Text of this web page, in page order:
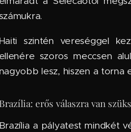
Haiti szintén vereséggel
ellenére szoros meccsen
nagyobb lesz, hiszen a torna
Brazília: erős válaszra van
Brazília a pályatest mindkét